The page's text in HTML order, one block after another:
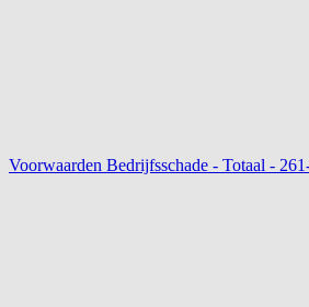
Voorwaarden Bedrijfsschade - Totaal -